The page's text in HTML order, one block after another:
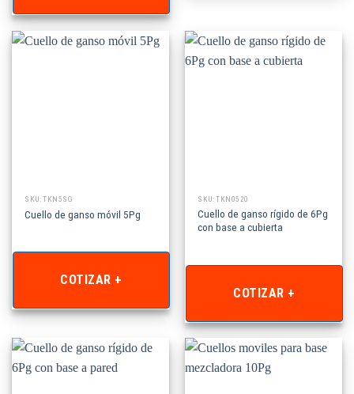
SKU: TKN5SG
Cuello de ganso móvil 5Pg
COTIZAR +
SKU: TKN0520
Cuello de ganso rígido de 6Pg
con base a cubierta
COTIZAR +